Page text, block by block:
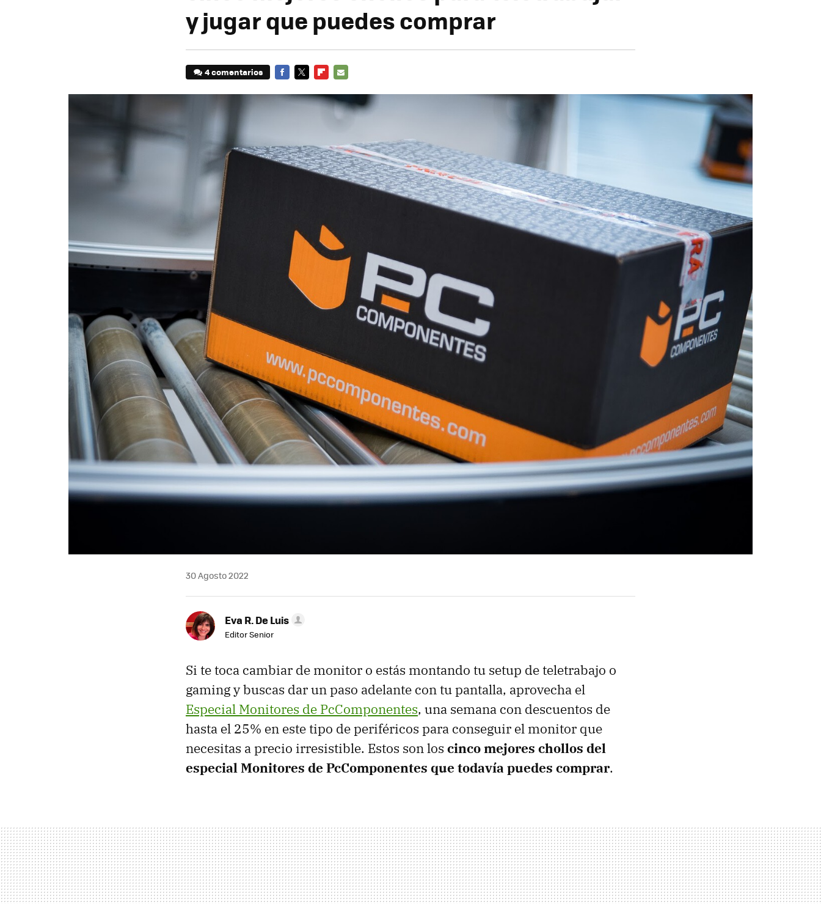
y jugar que puedes comprar
4 comentarios
MAIL
30 Agosto 2022
Eva R. De Luis
Editor Senior
Si te toca cambiar de monitor o estás montando tu setup de teletrabajo o
gaming y buscas dar un paso adelante con tu pantalla, aprovecha el
Especial Monitores de PcComponentes, una semana con descuentos de
hasta el 25% en este tipo de periféricos para conseguir el monitor que
necesitas a precio irresistible. Estos son los cinco mejores chollos del
especial Monitores de PcComponentes que todavía puedes comprar.